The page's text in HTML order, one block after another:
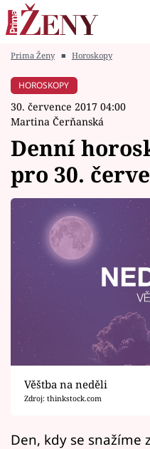
Módní alarm
Témata
Celebrity
Vztahy
Seriály
Sledujte prima+
Filmový festival
Prima Ženy ■ Horoskopy
HOROSKOPY
30. července 2017 04:00
Martina Čerňanská
Denní
pro 30.
Věštba na neděli
Zdroj: thinkstock.com
Den, kdy se snažíme